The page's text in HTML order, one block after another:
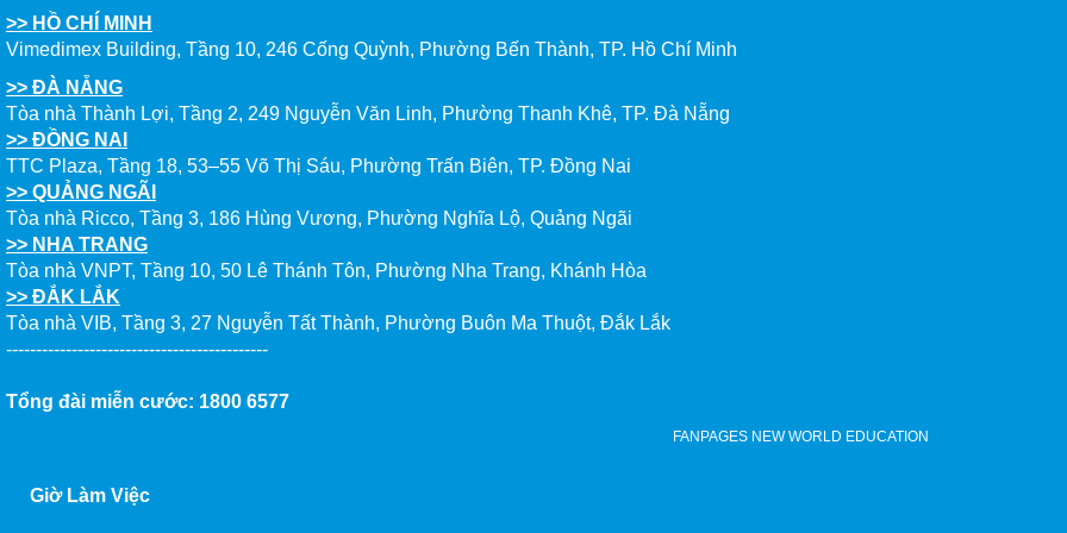
>> HỒ CHÍ MINH
Vimedimex Building, Tầng 10, 246 Cống Quỳnh, Phường Bến Thành, TP. Hồ Chí Minh
>> ĐÀ NẴNG
Tòa nhà Thành Lợi, Tầng 2, 249 Nguyễn Văn Linh, Phường Thanh Khê, TP. Đà Nẵng
>> ĐỒNG NAI
TTC Plaza, Tầng 18, 53–55 Võ Thị Sáu, Phường Trấn Biên, TP. Đồng Nai
>> QUẢNG NGÃI
Tòa nhà Ricco, Tầng 3, 186 Hùng Vương, Phường Nghĩa Lộ, Quảng Ngãi
>> NHA TRANG
Tòa nhà VNPT, Tầng 10, 50 Lê Thánh Tôn, Phường Nha Trang, Khánh Hòa
>> ĐẮK LẮK
Tòa nhà VIB, Tầng 3, 27 Nguyễn Tất Thành, Phường Buôn Ma Thuột, Đắk Lắk
--------------------------------------------
Tổng đài miễn cước: 1800 6577
FANPAGES NEW WORLD EDUCATION
Giờ Làm Việc